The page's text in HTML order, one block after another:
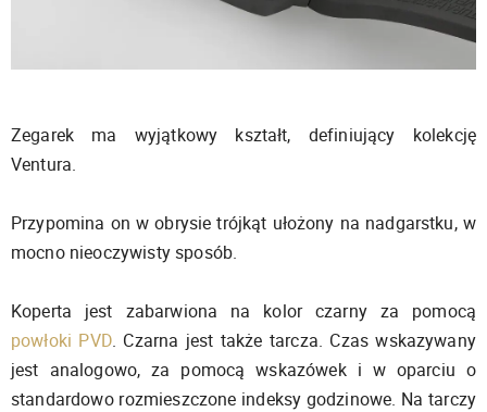
Zegarek ma wyjątkowy kształt, definiujący kolekcję
Ventura.
Przypomina on w obrysie trójkąt ułożony na nadgarstku, w
mocno nieoczywisty sposób.
Koperta jest zabarwiona na kolor czarny za pomocą
powłoki PVD. Czarna jest także tarcza. Czas wskazywany
jest analogowo, za pomocą wskazówek i w oparciu o
standardowo rozmieszczone indeksy godzinowe. Na tarczy